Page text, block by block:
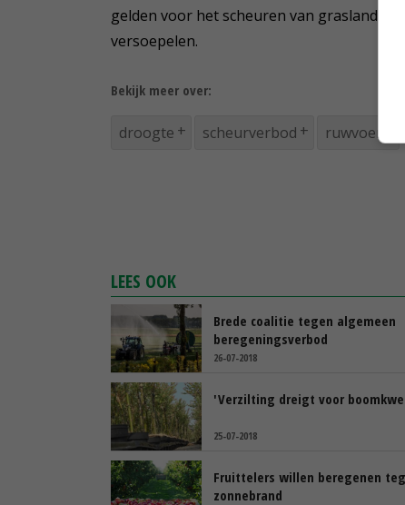
gelden voor het scheuren van grasland in
versoepelen.
Bekijk meer over:
droogte scheurverbod ruwvoer
LEES OOK
Brede coalitie tegen algemeen
beregeningsverbod
26-07-2018
'Verzilting dreigt voor
25-07-2018
Fruittelers willen beregenen
zonnebrand